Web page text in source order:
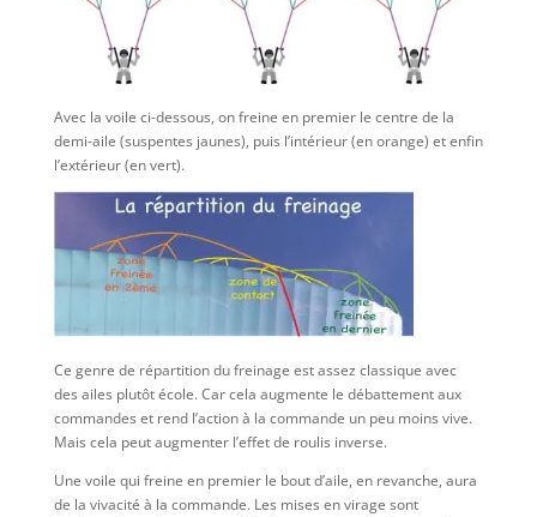
Avec la voile ci-dessous, on freine en premier le centre de la
demi-aile (suspentes jaunes), puis l’intérieur (en orange) et enfin
l’extérieur (en vert).
Ce genre de répartition du freinage est assez classique avec
des ailes plutôt école. Car cela augmente le débattement aux
commandes et rend l’action à la commande un peu moins vive.
Mais cela peut augmenter l’effet de roulis inverse.
Une voile qui freine en premier le bout d’aile, en revanche, aura
de la vivacité à la commande. Les mises en virage sont